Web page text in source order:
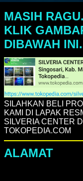
HANYA
MASIH
KLIK
DIBAWAH
SILAHKAN BELI
KAMI DI LAPAK
SILVERIA CENTER DI
TOKOPEDIA.COM
ALAMAT